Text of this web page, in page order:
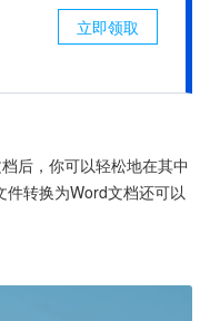
立即领取
后，你可以轻松地在其中
转换为Word文档还可以